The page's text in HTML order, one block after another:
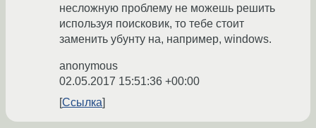
несложную проблему не можешь решить
используя поисковик, то тебе стоит
заменить убунту на, например, windows.
anonymous
02.05.2017 15:51:36 +00:00
Ссылка